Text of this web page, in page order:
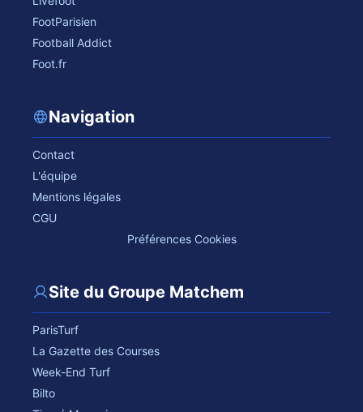
FootParisien
Football Addict
Foot.fr
Navigation
Contact
L'équipe
Mentions légales
CGU
Préférences Cookies
Site du Groupe Matchem
ParisTurf
La Gazette des Courses
Week-End Turf
Bilto